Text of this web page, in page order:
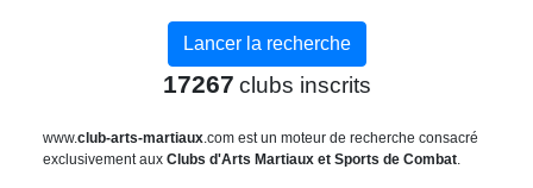
17267 clubs inscrits
www.club-arts-martiaux.com est un moteur de recherche consacré
exclusivement aux Clubs d'Arts Martiaux et Sports de Combat.